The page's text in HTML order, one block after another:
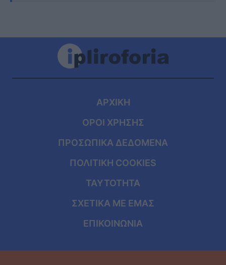
ΑΡΧΙΚΗ
ΟΡΟΙ ΧΡΗΣΗΣ
ΠΡΟΣΩΠΙΚΑ ΔΕΔΟΜΕΝΑ
ΠΟΛΙΤΙΚΗ COOKIES
ΤΑΥΤΟΤΗΤΑ
ΣΧΕΤΙΚΑ ΜΕ ΕΜΑΣ
ΕΠΙΚΟΙΝΩΝΙΑ